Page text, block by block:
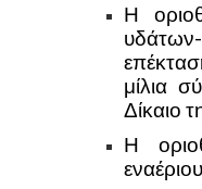
Η
υδάτων-
μίλια
Δίκαιο
Η